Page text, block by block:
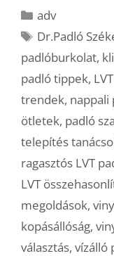
Kategória
adv
Címkék
Dr.Padló
padlóburkolat,
padló tippek,
trendek, nappali
ötletek, padló
telepítés
ragasztós LVT
LVT
megoldások,
kopásállóság,
választás, vízálló